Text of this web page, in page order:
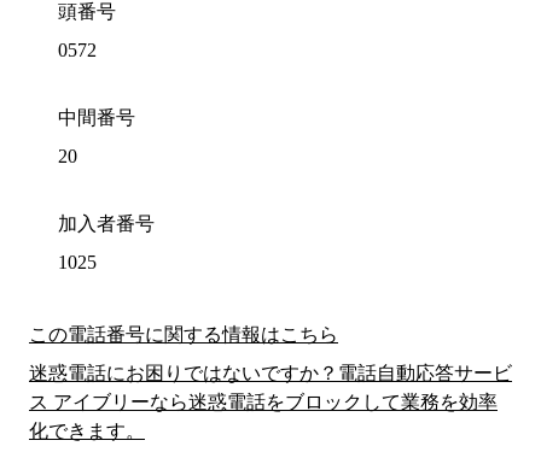
頭番号
0572
中間番号
20
加入者番号
1025
この電話番号に関する情報はこちら
迷惑電話にお困りではないですか？電話自動応答サービ
ス アイブリーなら迷惑電話をブロックして業務を効率
化できます。